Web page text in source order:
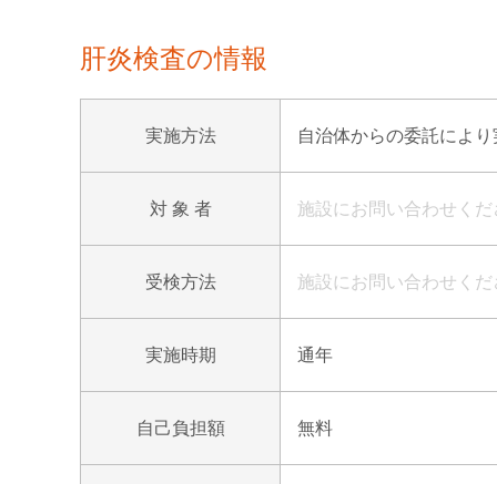
肝炎検査の情報
実施方法 自治体からの委託により
対 象 者 施設にお問い合わせくだ
受検方法 施設にお問い合わせくだ
実施時期 通年
自己負担額 無料